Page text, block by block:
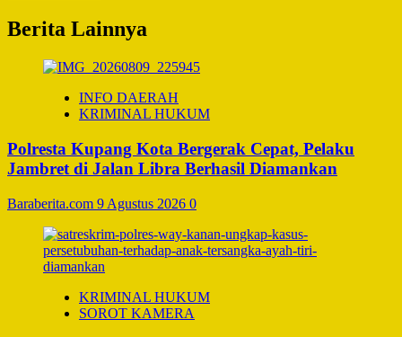
Berita Lainnya
INFO DAERAH
KRIMINAL HUKUM
Polresta Kupang Kota Bergerak Cepat, Pelaku
Jambret di Jalan Libra Berhasil Diamankan
Baraberita.com 9 Agustus 2026 0
KRIMINAL HUKUM
SOROT KAMERA